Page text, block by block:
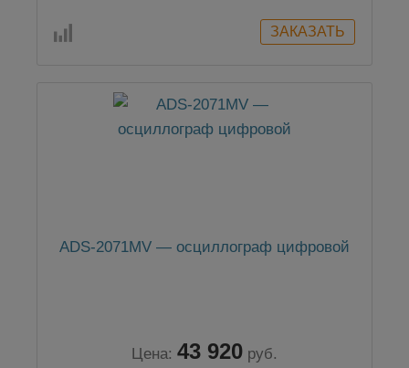
ADS-2071MV — осциллограф цифровой
Цена: 43 920 руб.